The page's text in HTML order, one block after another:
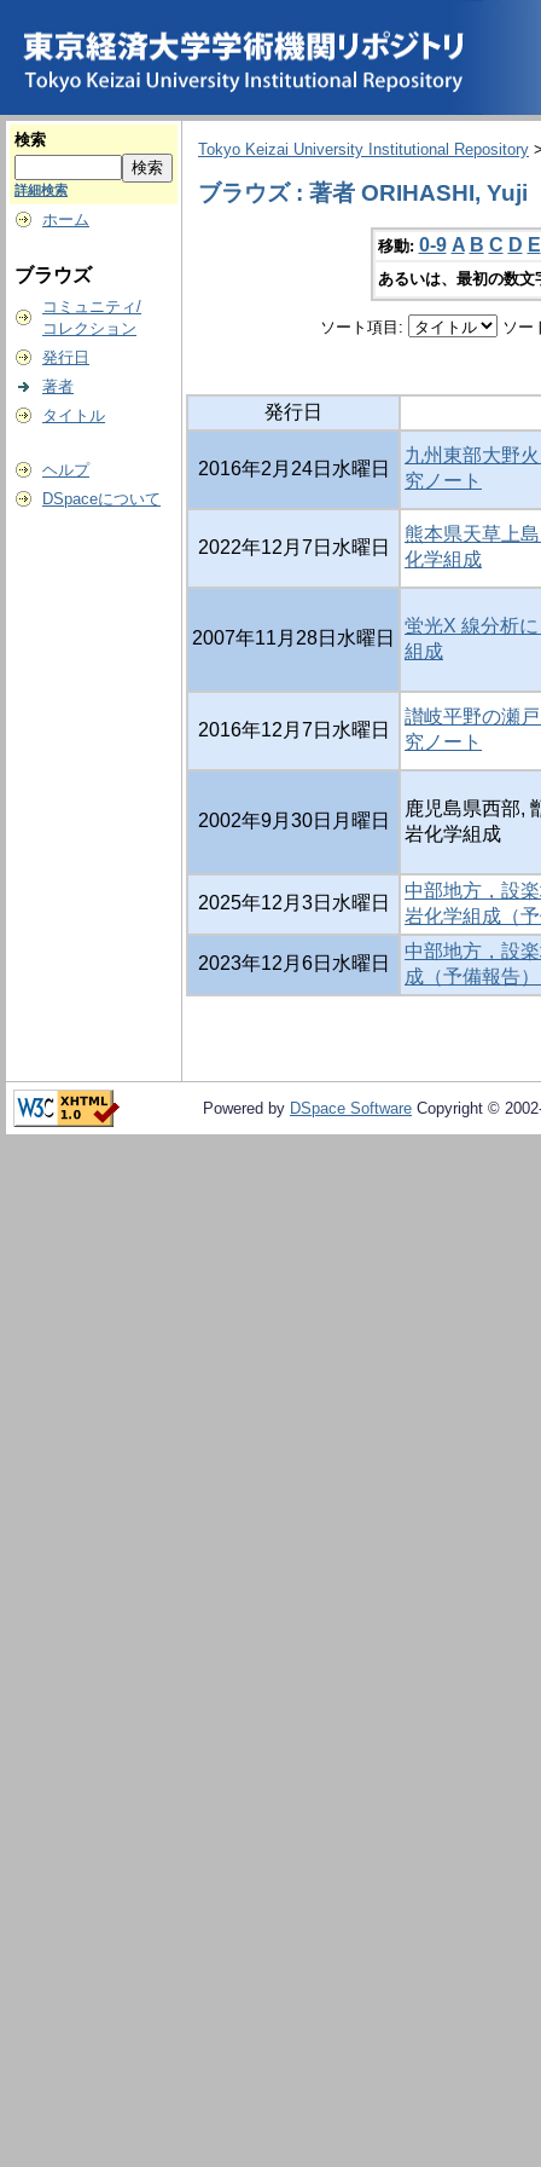
検索
詳細検索
ホーム
ブラウズ
コミュニティ/
コレクション
発行日
著者
タイトル
ヘルプ
DSpaceについて
Tokyo Keizai University Institutional Repository
ブラウズ : 著者 ORIHASHI, Yuji
移動: 0-9 A B C D E
あるいは、最初の数
ソート項目: ソー
発行日
2016年2月24日水曜日
九州東部大野
究ノート
2022年12月7日水曜日
熊本県天草上
化学組成
2007年11月28日水曜日
蛍光X 線分析
組成
2016年12月7日水曜日
讃岐平野の瀬
究ノート
2002年9月30日月曜日
鹿児島県西部,
岩化学組成
2025年12月3日水曜日
中部地方，設
岩化学組成（
2023年12月6日水曜日
中部地方，設
成（予備報告
Powered by DSpace Software Copyright ©